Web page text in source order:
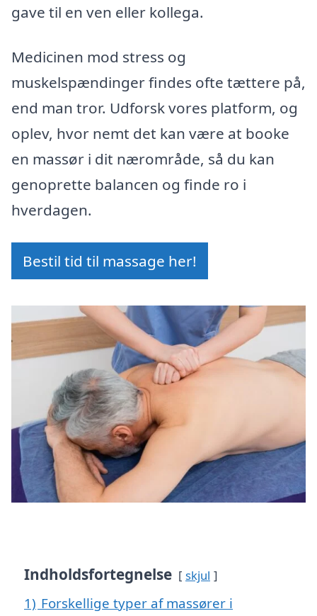
gave til en ven eller kollega.
Medicinen mod stress og
muskelspændinger findes ofte tættere på,
end man tror. Udforsk vores platform, og
oplev, hvor nemt det kan være at booke
en massør i dit nærområde, så du kan
genoprette balancen og finde ro i
hverdagen.
Bestil tid til massage her!
Indholdsfortegnelse skjul
1) Forskellige typer af massører i